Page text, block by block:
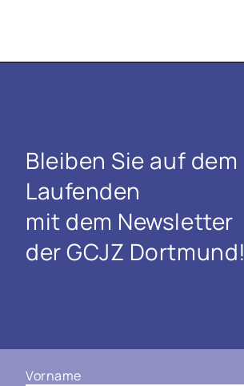
Bleiben Sie auf dem
Laufenden
mit dem Newsletter
der GCJZ Dortmund!
Vorname